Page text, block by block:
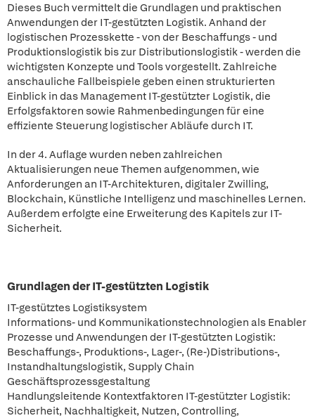
Dieses Buch vermittelt die Grundlagen und praktischen
Anwendungen der IT-gestützten Logistik. Anhand der
logistischen Prozesskette - von der Beschaffungs - und
Produktionslogistik bis zur Distributionslogistik - werden die
wichtigsten Konzepte und Tools vorgestellt. Zahlreiche
anschauliche Fallbeispiele geben einen strukturierten
Einblick in das Management IT-gestützter Logistik, die
Erfolgsfaktoren sowie Rahmenbedingungen für eine
effiziente Steuerung logistischer Abläufe durch IT.
In der 4. Auflage wurden neben zahlreichen
Aktualisierungen neue Themen aufgenommen, wie
Anforderungen an IT-Architekturen, digitaler Zwilling,
Blockchain, Künstliche Intelligenz und maschinelles Lernen.
Außerdem erfolgte eine Erweiterung des Kapitels zur IT-
Sicherheit.
Grundlagen der IT-gestützten Logistik
IT-gestütztes Logistiksystem
Informations- und Kommunikationstechnologien als Enabler
Prozesse und Anwendungen der IT-gestützten Logistik:
Beschaffungs-, Produktions-, Lager-, (Re-)Distributions-,
Instandhaltungslogistik, Supply Chain
Geschäftsprozessgestaltung
Handlungsleitende Kontextfaktoren IT-gestützter Logistik:
Sicherheit, Nachhaltigkeit, Nutzen, Controlling,